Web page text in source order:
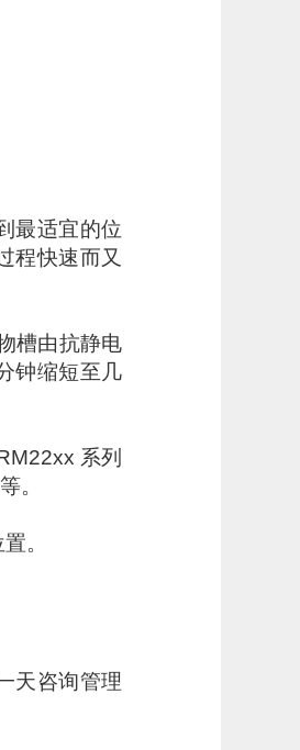
最适宜的位
程快速而又
槽由抗静电
钟缩短至几
系列
。
。
天咨询管理